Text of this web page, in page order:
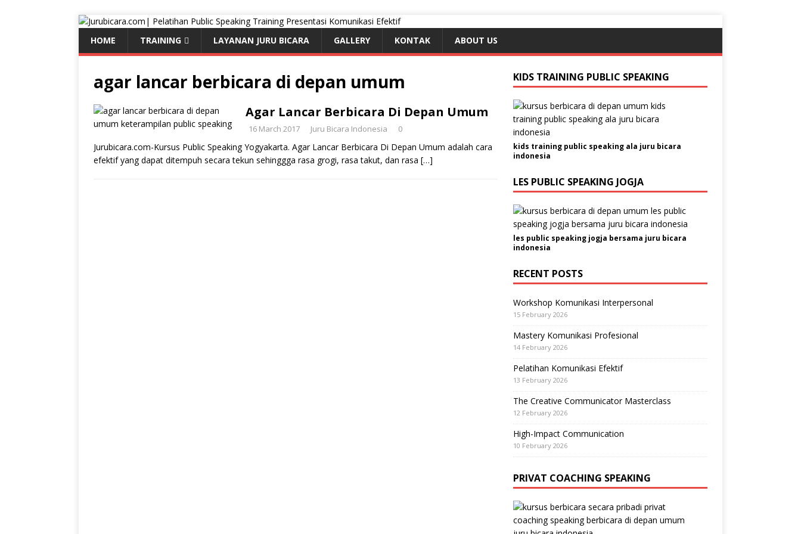
HOME TRAINING LAYANAN JURU BICARA GALLERY KONTAK ABOUT US
agar lancar berbicara di depan umum
Agar Lancar Berbicara Di Depan Umum
16 March 2017 Juru Bicara Indonesia 0
Jurubicara.com-Kursus Public Speaking Yogyakarta. Agar Lancar Berbicara Di Depan Umum adalah cara
efektif yang dapat ditempuh secara tekun sehinggga rasa grogi, rasa takut, dan rasa […]
KIDS TRAINING PUBLIC SPEAKING
kids training public speaking ala juru bicara
indonesia
LES PUBLIC SPEAKING JOGJA
les public speaking jogja bersama juru bicara
indonesia
RECENT POSTS
Workshop Komunikasi Interpersonal
15 February 2026
Mastery Komunikasi Profesional
14 February 2026
Pelatihan Komunikasi Efektif
13 February 2026
The Creative Communicator Masterclass
12 February 2026
High-Impact Communication
10 February 2026
PRIVAT COACHING SPEAKING